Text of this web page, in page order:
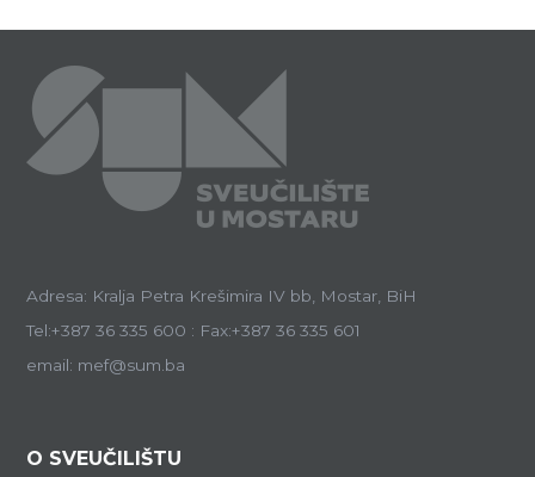
Adresa: Kralja Petra Krešimira IV bb, Mostar, BiH
Tel:+387 36 335 600 : Fax:+387 36 335 601
email: mef@sum.ba
O SVEUČILIŠTU